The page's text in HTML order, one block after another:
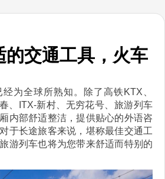
的交通工具，火车
为全球所熟知。除了高铁KTX、
、ITX-新村、无穷花号、旅游列车
内部舒适整洁，提供贴心的外语咨
于长途旅客来说，堪称最佳交通工
游列车也将为您带来舒适而特别的